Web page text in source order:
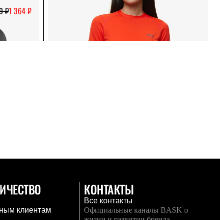
₽1 364 ₽
клиентам
КОНТАКТЫ
Все контакты
Официальные каналы BASK о